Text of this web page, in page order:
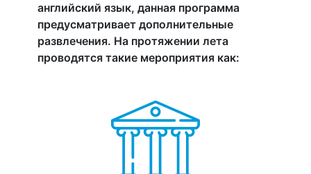
английский язык, данная программа
предусматривает дополнительные
развлечения. На протяжении лета
проводятся такие мероприятия как: